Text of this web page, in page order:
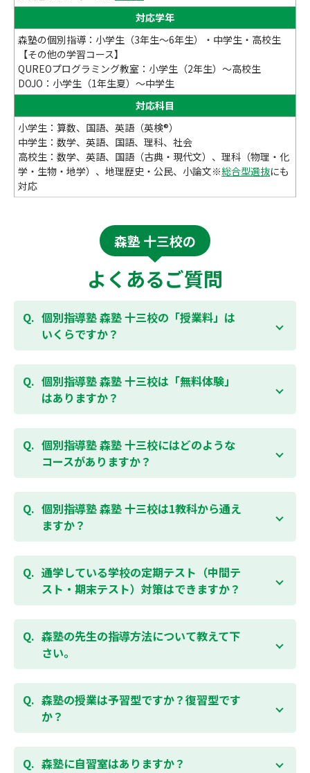
対応学年
森塾の個別指導：小学生（3年生～6年生）・中学生・高校生
【その他の学習コース】
QUREOプログラミング教室：小学生（2年生）～高校生
DOJO：小学生（1年生夏）～中学生
対応科目
小学生：算数、国語、英語（英検®）
中学生：数学、英語、国語、理科、社会
高校生：数学、英語、国語（古典・現代文）、理科（物理・化
学・生物・地学）、地理歴史・公民、小論文※総合型選抜にも
対応
森塾 十三校の
よくあるご質問
個別指導塾 森塾 十三校の「授業料」は
いくらですか？
お子様の学年やご状況、校舎によって変わりますの
で、以下より、お気軽にお問合わせください。個別指
導塾 森塾の授業料は
よりお問合わせく
ださい。自動返信メールで【すぐ】にご確認いただけ
個別指導塾 森塾 十三校は「無料体験」
はありますか？
通常期には最大1ヶ月の無料体験を受付しておりま
す。また、春休み、夏休み、冬休みの講習では「4日
間～5日間の無料体験」授業を受けていただくことが
可能です。個別指導塾 森塾 十三校の無料体験について
す。
個別指導塾 森塾 十三校にはどのような
コースがありますか？
個別指導塾 森塾 十三校では、小学生・中学生・高校
生のコースがあり、それぞれ学校のテストの点数アッ
プを目的としたコースとなっております。その他、小
学生用の英検®対策や、基礎学力を身につけるDOJOな
は校舎にお問合わせください。
お問合わせはこちら
個別指導塾 森塾 十三校は1教科から通え
ますか？
はい、1教科、週1日から受講いただけます。自分から
勉強できる習慣をつけるために最初は1から2教科での
受講をおすすめしております。まずはお気軽にご相談
ください。
ご相談（お問合わせ）はこちら
通学している学校の定期テスト（中間テ
スト・期末テスト）対策はできますか？
お子様お一人おひとりの学校進度やテスト範囲にあわ
せて授業をすすめますので、定期テスト対策に繋がり
ます。森塾では、テスト直前に自分の予定にあわせ
て、テスト対策授業の追加ができます。 受講中の科目
ど）も可能です。 普段忙しくてなかなか手が回らない
科目も、テスト前に集中して対策できると好評です。
森塾の先生の指導方法について教えて下
さい。
「質量ともに日本一」と自負する研修制度を受け、知
識や教え方を習得した先生が、一人ひとりの能力、個
性に合わせて個別指導いたします。先生とお子様の相
森塾の授業は予習型ですか？復習型です
か？
春期・夏期等の講習以外では森塾の授業は学校で習っ
たところを教える「復習型授業」ではなく、塾で習っ
森塾に自習室はありますか？